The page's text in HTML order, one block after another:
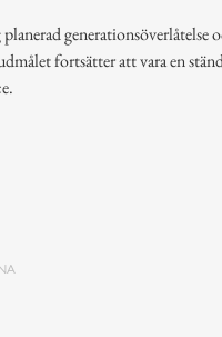
generationsöverlåtelse
fortsätter att vara en